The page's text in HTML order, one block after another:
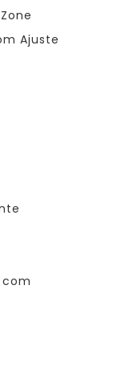
Ajuste